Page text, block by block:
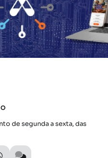
de segunda a sexta, das